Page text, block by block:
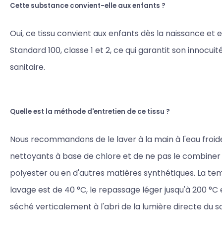
Cette substance convient-elle aux enfants ?
Oui, ce tissu convient aux enfants dès la naissance et
Standard 100, classe 1 et 2, ce qui garantit son
sanitaire.
Quelle est la méthode d'entretien de ce tissu ?
Nous recommandons de le laver à la main à l'eau
nettoyants à base de chlore et de ne pas le
polyester ou en d'autres matières synthétiques. La
lavage est de 40 °C, le repassage léger jusqu'à 200
séché verticalement à l'abri de la lumière directe du